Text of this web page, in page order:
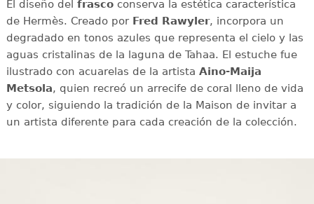
El diseño del frascoconserva la estética característica
de Hermès. Creado por Fred Rawyler, incorpora un
degradado en tonos azules que representa el cielo y las
aguas cristalinas de la laguna de Tahaa. El estuche fue
ilustrado con acuarelas de la artista Aino-Maija
Metsola, quien recreó un arrecife de coral lleno de vida
y color, siguiendo la tradición de la Maison de invitar a
un artista diferente para cada creación de la colección.